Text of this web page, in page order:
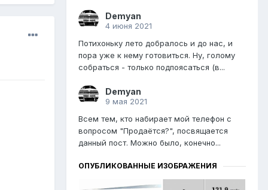
Demyan
4 июня 2021
Потихоньку лето добралось и до нас, и
пора уже к нему готовиться. Ну, голому
собраться - только подпоясаться (в...
Demyan
9 мая 2021
Всем тем, кто набирает мой телефон с
вопросом "Продаётся?", посвящается
данный пост. Можно было, конечно...
ОПУБЛИКОВАННЫЕ ИЗОБРАЖЕНИЯ